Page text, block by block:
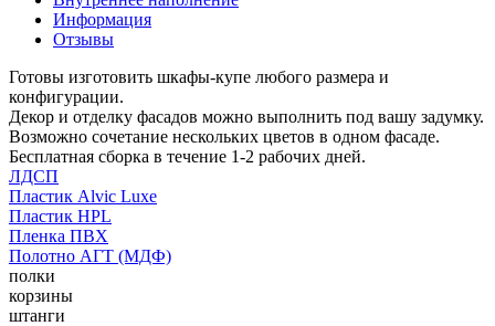
Информация
Отзывы
Готовы изготовить шкафы-купе любого размера и
конфигурации.
Декор и отделку фасадов можно выполнить под вашу задумку.
Возможно сочетание нескольких цветов в одном фасаде.
Бесплатная сборка в течение 1-2 рабочих дней.
ЛДСП
Пластик Alvic Luxe
Пластик HPL
Пленка ПВХ
Полотно АГТ (МДФ)
полки
корзины
штанги